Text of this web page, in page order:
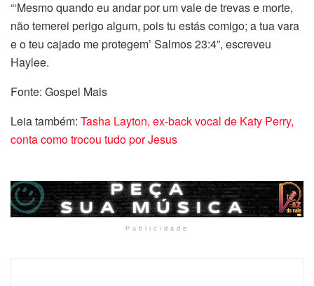
“‘Mesmo quando eu andar por um vale de trevas e morte,
não temerei perigo algum, pois tu estás comigo; a tua vara
e o teu cajado me protegem’ Salmos 23:4”, escreveu
Haylee.
Fonte: Gospel Mais
Leia também: Tasha Layton, ex-back vocal de Katy Perry,
conta como trocou tudo por Jesus
Publicidade